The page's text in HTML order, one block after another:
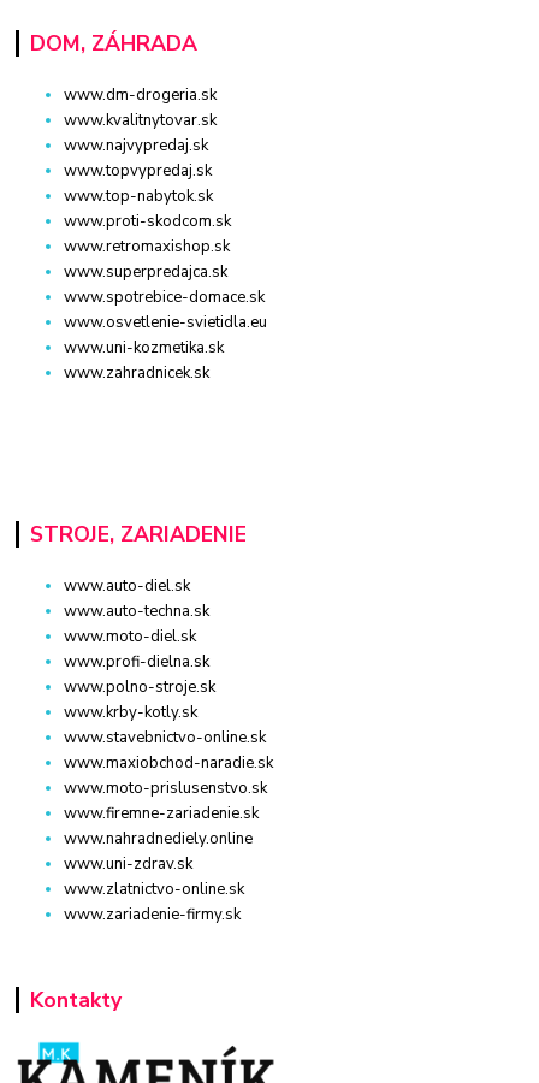
DOM, ZÁHRADA
www.dm-drogeria.sk
www.kvalitnytovar.sk
www.najvypredaj.sk
www.topvypredaj.sk
www.top-nabytok.sk
www.proti-skodcom.sk
www.retromaxishop.sk
www.superpredajca.sk
www.spotrebice-domace.sk
www.osvetlenie-svietidla.eu
www.uni-kozmetika.sk
www.zahradnicek.sk
STROJE, ZARIADENIE
www.auto-diel.sk
www.auto-techna.sk
www.moto-diel.sk
www.profi-dielna.sk
www.polno-stroje.sk
www.krby-kotly.sk
www.stavebnictvo-online.sk
www.maxiobchod-naradie.sk
www.moto-prislusenstvo.sk
www.firemne-zariadenie.sk
www.nahradnediely.online
www.uni-zdrav.sk
www.zlatnictvo-online.sk
www.zariadenie-firmy.sk
Kontakty